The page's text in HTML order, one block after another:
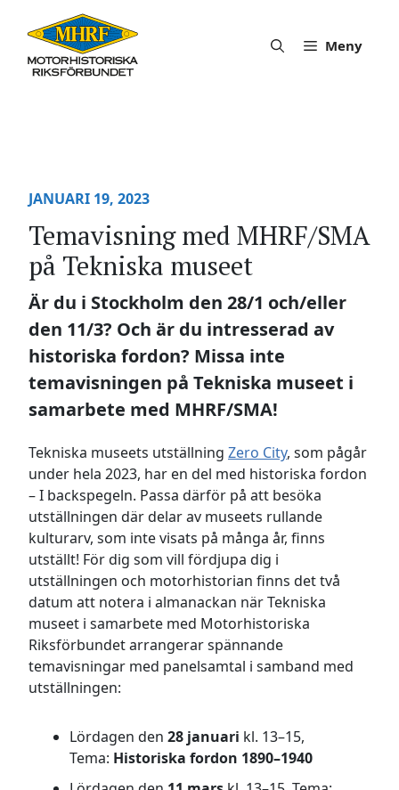
innehåll
Meny
JANUARI 19, 2023
Temavisning med MHRF/SMA
på Tekniska museet
Är du i Stockholm den 28/1 och/eller
den 11/3? Och är du intresserad av
historiska fordon? Missa inte
temavisningen på Tekniska museet i
samarbete med MHRF/SMA!
Tekniska museets utställning Zero City, som pågår
under hela 2023, har en del med historiska fordon
– I backspegeln. Passa därför på att besöka
utställningen där delar av museets rullande
kulturarv, som inte visats på många år, finns
utställt! För dig som vill fördjupa dig i
utställningen och motorhistorian finns det två
datum att notera i almanackan när Tekniska
museet i samarbete med Motorhistoriska
Riksförbundet arrangerar spännande
temavisningar med panelsamtal i samband med
utställningen:
Lördagen den 28 januari kl. 13–15,
Tema: Historiska fordon 1890–1940